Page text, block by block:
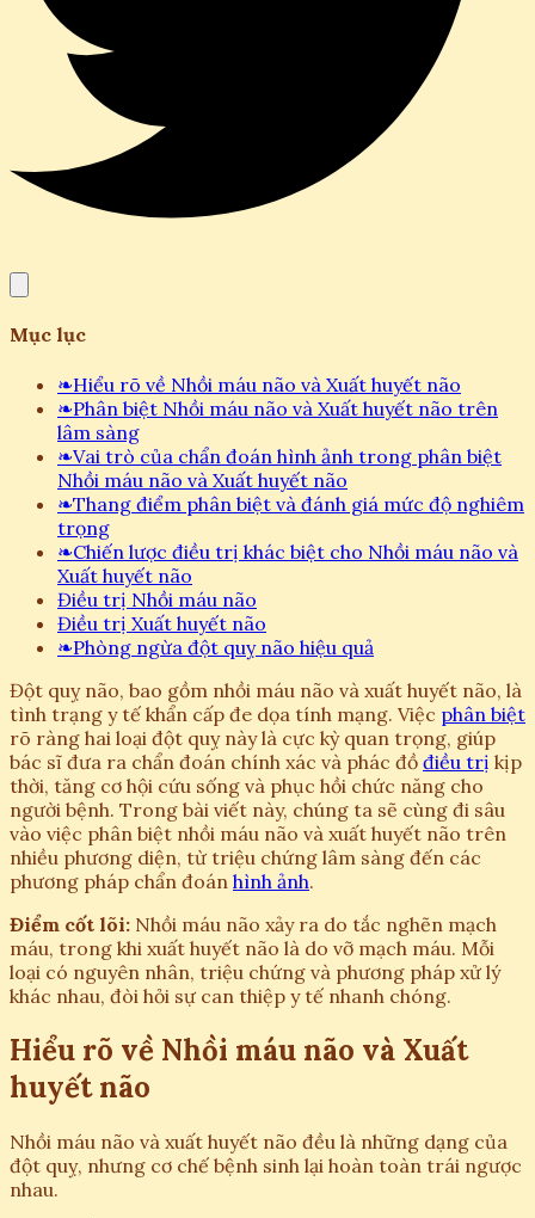
Mục lục
❧Hiểu rõ về Nhồi máu não và Xuất huyết não
❧Phân biệt Nhồi máu não và Xuất huyết não trên
lâm sàng
❧Vai trò của chẩn đoán hình ảnh trong phân biệt
Nhồi máu não và Xuất huyết não
❧Thang điểm phân biệt và đánh giá mức độ nghiêm
trọng
❧Chiến lược điều trị khác biệt cho Nhồi máu não và
Xuất huyết não
Điều trị Nhồi máu não
Điều trị Xuất huyết não
❧Phòng ngừa đột quỵ não hiệu quả
Đột quỵ não, bao gồm nhồi máu não và xuất huyết não, là
tình trạng y tế khẩn cấp đe dọa tính mạng. Việc phân biệt
rõ ràng hai loại đột quỵ này là cực kỳ quan trọng, giúp
bác sĩ đưa ra chẩn đoán chính xác và phác đồ điều trị kịp
thời, tăng cơ hội cứu sống và phục hồi chức năng cho
người bệnh. Trong bài viết này, chúng ta sẽ cùng đi sâu
vào việc phân biệt nhồi máu não và xuất huyết não trên
nhiều phương diện, từ triệu chứng lâm sàng đến các
phương pháp chẩn đoán hình ảnh.
Điểm cốt lõi: Nhồi máu não xảy ra do tắc nghẽn mạch
máu, trong khi xuất huyết não là do vỡ mạch máu. Mỗi
loại có nguyên nhân, triệu chứng và phương pháp xử lý
khác nhau, đòi hỏi sự can thiệp y tế nhanh chóng.
Hiểu rõ về Nhồi máu não và Xuất
huyết não
Nhồi máu não và xuất huyết não đều là những dạng của
đột quỵ, nhưng cơ chế bệnh sinh lại hoàn toàn trái ngược
nhau.